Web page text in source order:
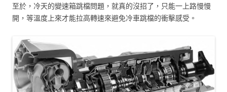
至於，冷天的變速箱跳檔問題，就真的沒招了，只能一上路慢慢
開，等溫度上來才能拉高轉速來避免冷車跳檔的衝擊感受。